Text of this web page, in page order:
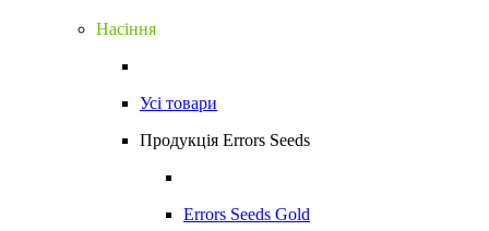
Насіння
Усі товари
Продукція Errors Seeds
Errors Seeds Gold